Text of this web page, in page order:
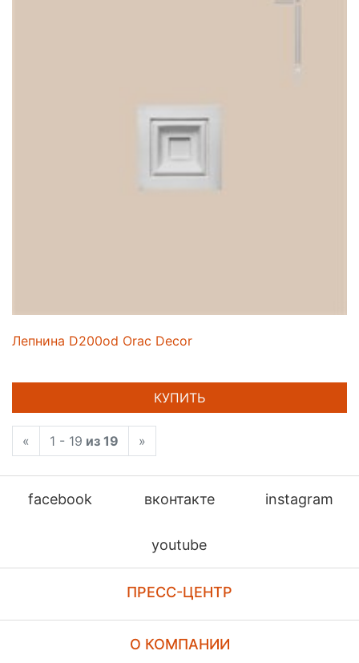
Лепнина D200od Orac Decor
КУПИТЬ
« 1 - 19 из 19 »
facebook вконтакте instagram
youtube
ПРЕСС-ЦЕНТР
О КОМПАНИИ